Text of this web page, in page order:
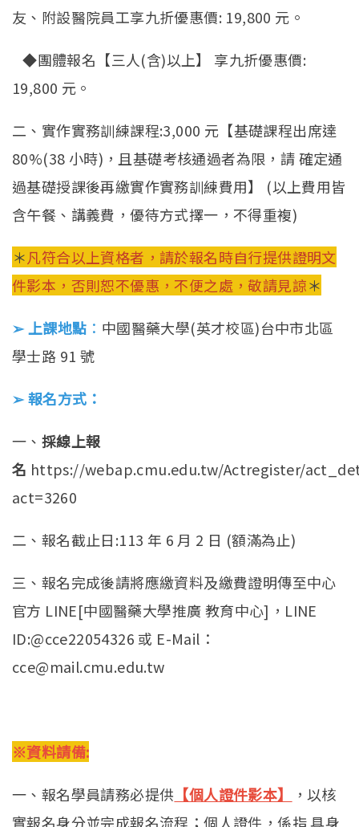
友、附設醫院員工享九折優惠價: 19,800 元。
◆團體報名【三人(含)以上】 享九折優惠價:
19,800 元。
二、實作實務訓練課程:3,000 元【基礎課程出席達
80%(38 小時)，且基礎考核通過者為限，請 確定通
過基礎授課後再繳實作實務訓練費用】 (以上費用皆
含午餐、講義費，優待方式擇一，不得重複)
＊凡符合以上資格者，請於報名時自行提供證明文
件影本，否則恕不優惠，不便之處，敬請見諒＊
➢ 上課地點 ： 中國醫藥大學(英才校區)台中市北區
學士路 91 號
➢ 報名方式：
一、 採線上報
名 https://webap.cmu.edu.tw/Actregister/
act=3260
二、報名截止日:113 年 6 月 2 日 (額滿為止)
三、報名完成後請將應繳資料及繳費證明傳至中心
官方 LINE[中國醫藥大學推廣 教育中心]，LINE
ID:@cce22054326 或 E-Mail：
cce@mail.cmu.edu.tw
※資料請備:
一、報名學員請務必提供 【個人證件影本】
，以核
實報名身分並完成報名流程；個人證件，係指 具身